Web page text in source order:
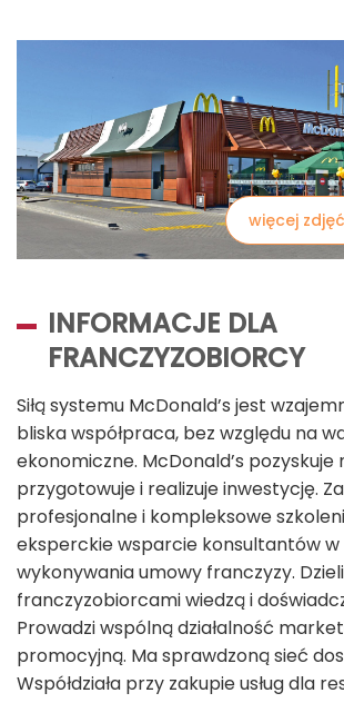
więcej
INFORMACJE DLA
FRANCZYZOBIORCY
Siłą systemu McDonald’s jest
bliska współpraca, bez względu na
ekonomiczne. McDonald’s
przygotowuje i realizuje inwestycję.
profesjonalne i kompleksowe
eksperckie wsparcie konsultantów
wykonywania umowy franczyzy.
franczyzobiorcami wiedzą i
Prowadzi wspólną działalność
promocyjną. Ma sprawdzoną sieć
Współdziała przy zakupie usług dla